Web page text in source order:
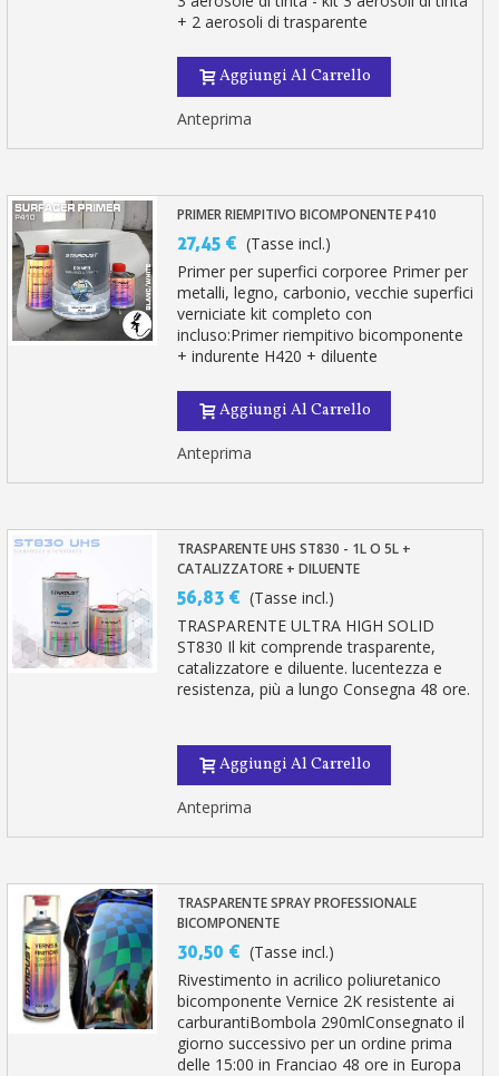
+ 2 aerosoli di trasparente
Aggiungi Al Carrello
Anteprima
PRIMER RIEMPITIVO BICOMPONENTE P410
27,45 € (Tasse incl.)
Primer per superfici corporee Primer per
metalli, legno, carbonio, vecchie superfici
verniciate kit completo con
incluso:Primer riempitivo bicomponente
+ indurente H420 + diluente
Aggiungi Al Carrello
Anteprima
TRASPARENTE UHS ST830 - 1L O 5L +
CATALIZZATORE + DILUENTE
56,83 € (Tasse incl.)
TRASPARENTE ULTRA HIGH SOLID
ST830 Il kit comprende trasparente,
catalizzatore e diluente. lucentezza e
resistenza, più a lungo Consegna 48 ore.
Aggiungi Al Carrello
Anteprima
TRASPARENTE SPRAY PROFESSIONALE
BICOMPONENTE
30,50 € (Tasse incl.)
Rivestimento in acrilico poliuretanico
bicomponente Vernice 2K resistente ai
carburantiBombola 290mlConsegnato il
giorno successivo per un ordine prima
delle 15:00 in Franciao 48 ore in Europa